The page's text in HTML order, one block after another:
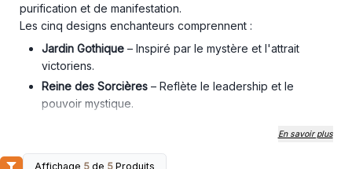
purification et de manifestation.
Les cinq designs enchanteurs comprennent :
Jardin Gothique– Inspiré par le mystère et l'attrait
victoriens.
Reine des Sorcières– Reflète le leadership et le
pouvoir mystique.
Élixir du Corbeau– Honore les guérisseurs et la
En savoir plus
Affichage 5 de 5 Produits